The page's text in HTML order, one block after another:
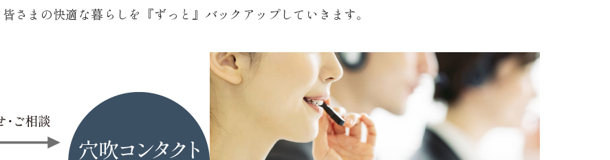
さまの快適な暮らしを『ずっと』バックアップしていきます。